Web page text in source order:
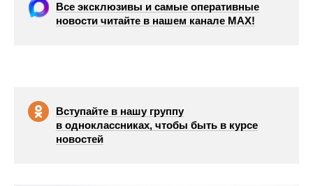
Все эксклюзивы и самые оперативные
новости читайте в нашем канале МАХ!
Вступайте в нашу группу
в одноклассниках, чтобы быть в курсе
новостей